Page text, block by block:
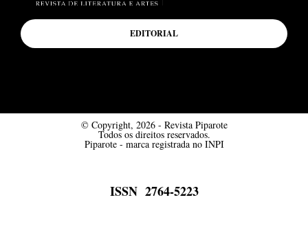
EDITORIAL
© Copyright, 2026 - Revista Piparote
Todos os direitos reservados.
Piparote - marca registrada no INPI
ISSN 2764-5223